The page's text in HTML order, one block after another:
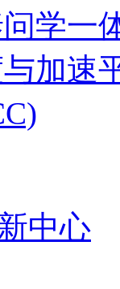
学一
加速
中心